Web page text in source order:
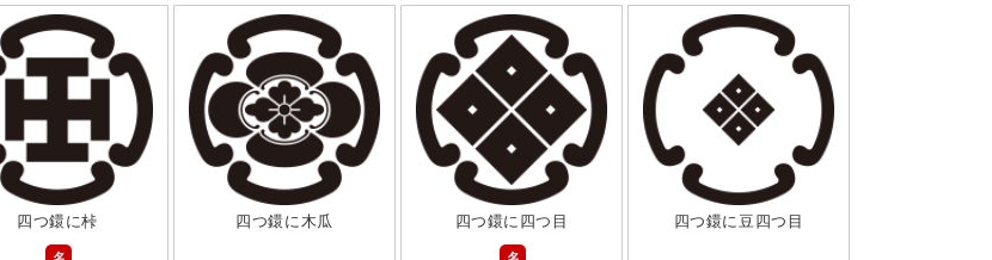
四つ鐶に桛
四つ鐶に木瓜
四つ鐶に四つ目
四つ鐶に豆四つ目